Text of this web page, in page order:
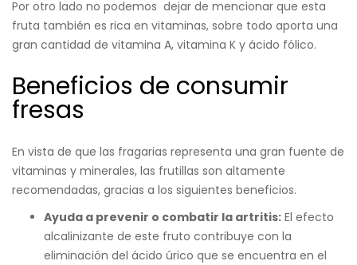
Por otro lado no podemos dejar de mencionar que esta
fruta también es rica en vitaminas, sobre todo aporta una
gran cantidad de vitamina A, vitamina K y ácido fólico.
Beneficios de consumir
fresas
En vista de que las fragarias representa una gran fuente de
vitaminas y minerales, las frutillas son altamente
recomendadas, gracias a los siguientes beneficios.
Ayuda a prevenir o combatir la artritis: El efecto
alcalinizante de este fruto contribuye con la
eliminación del ácido úrico que se encuentra en el